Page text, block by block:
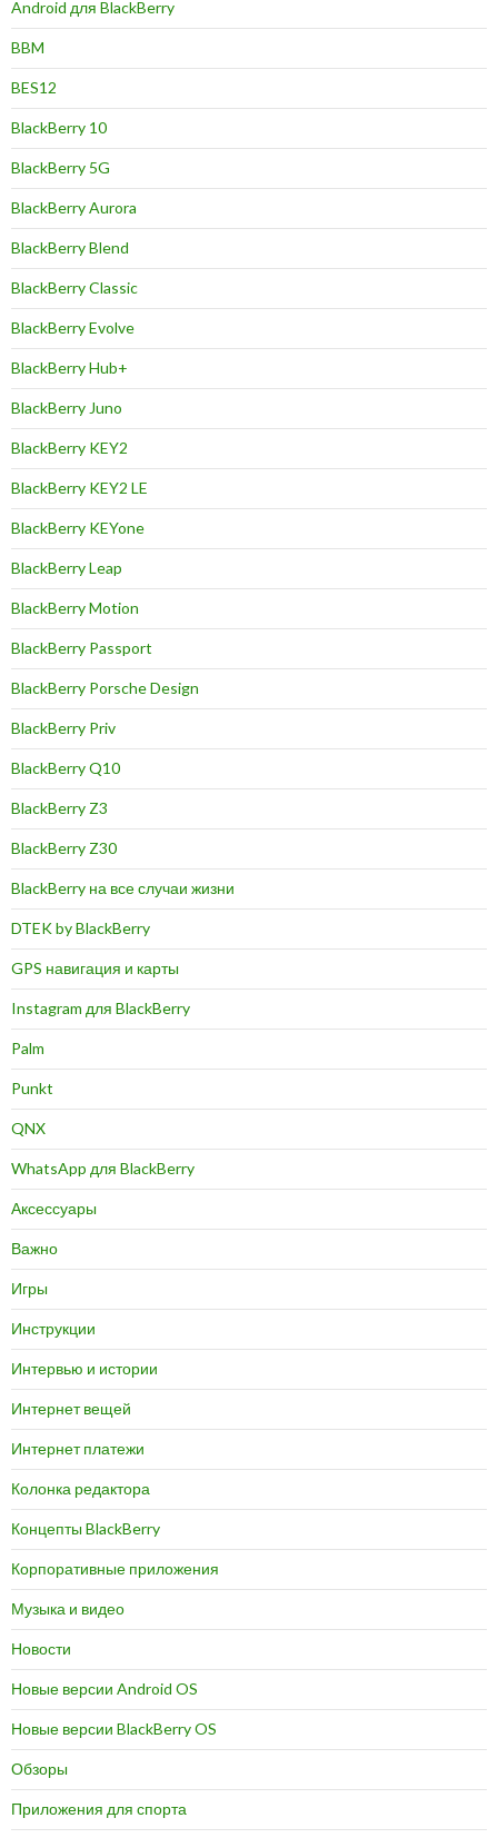
Android для BlackBerry
BBM
BES12
BlackBerry 10
BlackBerry 5G
BlackBerry Aurora
BlackBerry Blend
BlackBerry Classic
BlackBerry Evolve
BlackBerry Hub+
BlackBerry Juno
BlackBerry KEY2
BlackBerry KEY2 LE
BlackBerry KEYone
BlackBerry Leap
BlackBerry Motion
BlackBerry Passport
BlackBerry Porsche Design
BlackBerry Priv
BlackBerry Q10
BlackBerry Z3
BlackBerry Z30
BlackBerry на все случаи жизни
DTEK by BlackBerry
GPS навигация и карты
Instagram для BlackBerry
Palm
Punkt
QNX
WhatsApp для BlackBerry
Аксессуары
Важно
Игры
Инструкции
Интервью и истории
Интернет вещей
Интернет платежи
Колонка редактора
Концепты BlackBerry
Корпоративные приложения
Музыка и видео
Новости
Новые версии Android OS
Новые версии BlackBerry OS
Обзоры
Приложения для спорта